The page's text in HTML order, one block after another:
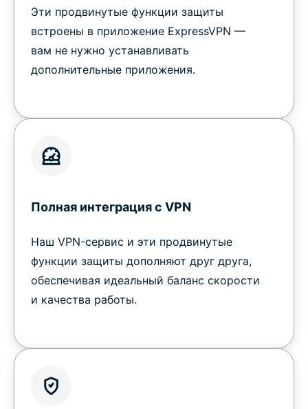
Эти продвинутые функции защиты
встроены в приложение ExpressVPN —
вам не нужно устанавливать
дополнительные приложения.
Полная интеграция с VPN
Наш VPN-сервис и эти продвинутые
функции защиты дополняют друг друга,
обеспечивая идеальный баланс скорости
и качества работы.